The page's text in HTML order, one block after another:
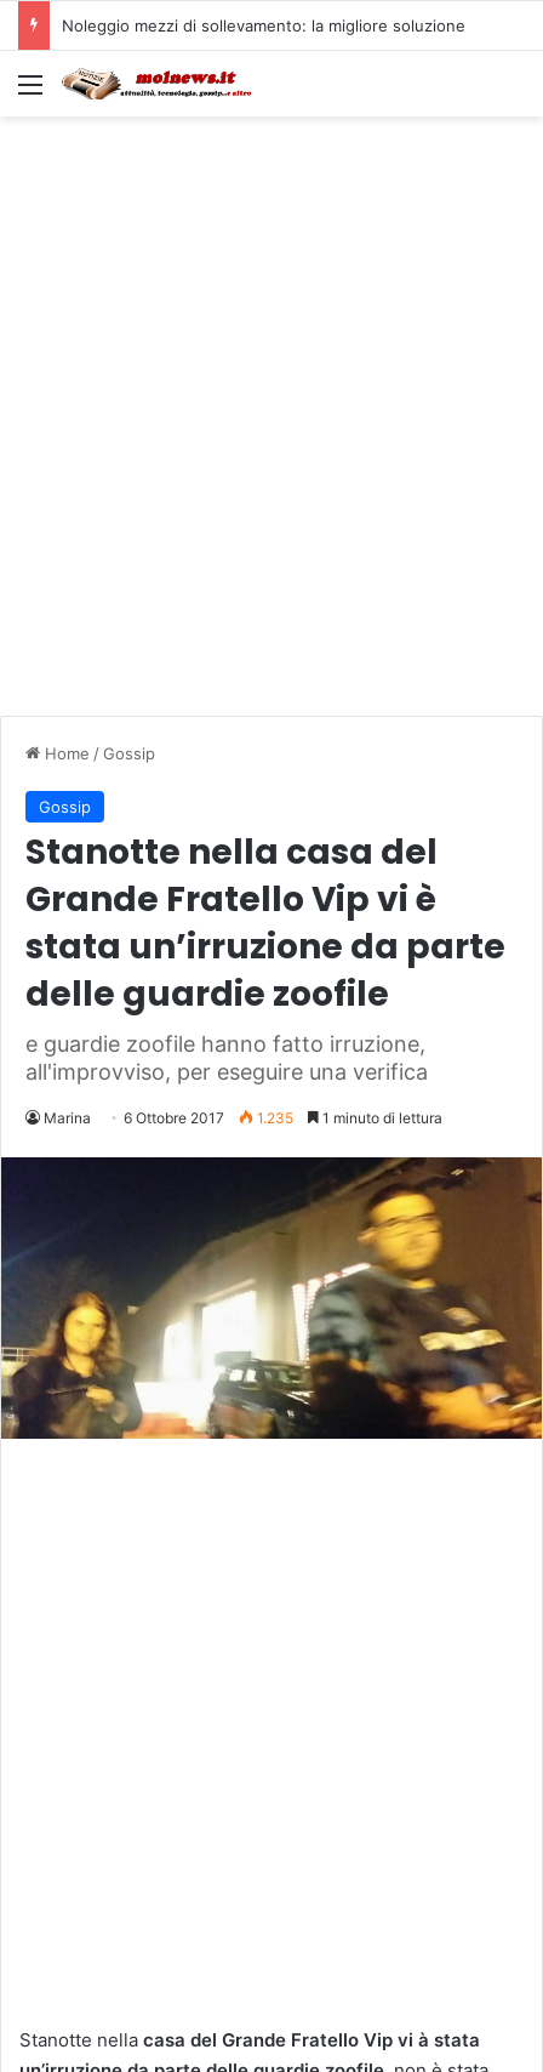
Noleggio mezzi di sollevamento: la migliore soluzione
Menu
Home /Gossip
Gossip
Stanotte nella casa del
Grande Fratello Vip vi è
stata un’irruzione da parte
delle guardie zoofile
e guardie zoofile hanno fatto irruzione,
all'improvviso, per eseguire una verifica
Marina 6 Ottobre 2017 1.235 1 minuto di lettura
Stanotte nella casa del Grande Fratello Vip vi à stata